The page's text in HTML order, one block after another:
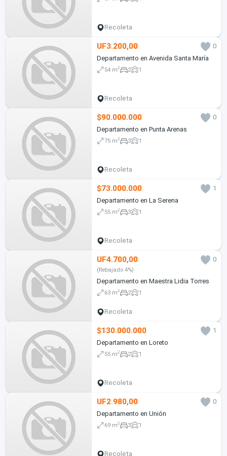
Recoleta
UF3.200,00
0
Departamento en Avenida Santa María
54 m2 2 1
Recoleta
$90.000.000
0
Departamento en Punta Arenas
75 m2 3 1
Recoleta
$73.000.000
1
Departamento en La Serena
55 m2 3 1
Recoleta
UF4.700,00 0
(Rebajado 4%)
Departamento en Maestra Lidia Torres
63 m2 2 1
Recoleta
$130.000.000
1
Departamento en Loreto
55 m2 2 1
Recoleta
UF2.980,00
0
Departamento en Unión
69 m2 3 1
Recoleta